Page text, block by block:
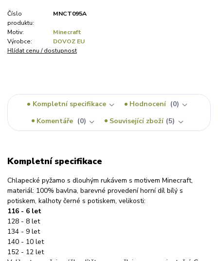
Číslo
produktu:
MNCT095A
Motiv:
Minecraft
Výrobce:
DOVOZ EU
Hlídat cenu / dostupnost
Kompletní specifikace Hodnocení
0
Komentáře
0 Související zboží 5
Kompletní specifikace
Chlapecké pyžamo s dlouhým rukávem s motivem Minecraft,
materiál: 100% bavlna, barevné provedení horní díl bílý s
potiskem, kalhoty černé s potiskem, velikosti:
116 - 6 let
128 - 8 let
134 - 9 let
140 - 10 let
152 - 12 let